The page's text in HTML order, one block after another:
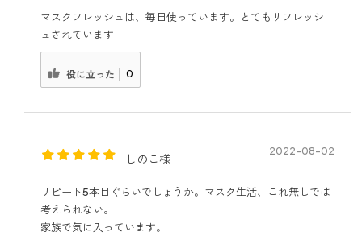
マスクフレッシュは、毎日使っています。とてもリフレッシ
ュされています
役に立った 0
しのこ様
2022-08-02
リピート5本目ぐらいでしょうか。マスク生活、これ無しでは
考えられない。
家族で気に入っています。